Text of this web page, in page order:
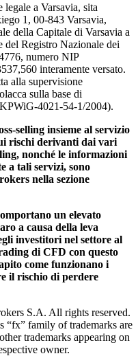
a Varsavia, sita
1, 00-843 Varsavia,
della Capitale di Varsavia a
Registro Nazionale dei
numero NIP
interamente versato.
alla supervisione
sulla base di
4021-54-1/2004).
selling insieme al servizio
rischi derivanti dai vari
nonché le informazioni
a tali servizi, sono
nella sezione
un elevato
a causa della leva
investitori nel settore al
di CFD con questo
come funzionano i
il rischio di perdere
S.A. All rights reserved.
family of trademarks are
trademarks appearing on
owner.